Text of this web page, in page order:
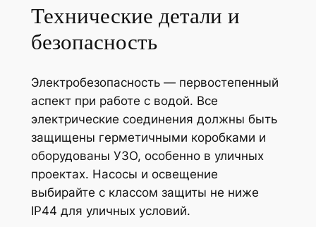
Технические детали и
безопасность
Электробезопасность — первостепенный
аспект при работе с водой. Все
электрические соединения должны быть
защищены герметичными коробками и
оборудованы УЗО, особенно в уличных
проектах. Насосы и освещение
выбирайте с классом защиты не ниже
IP44 для уличных условий.